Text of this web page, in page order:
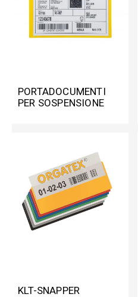
PORTADOCUMENTI
PER SOSPENSIONE
KLT-SNAPPER